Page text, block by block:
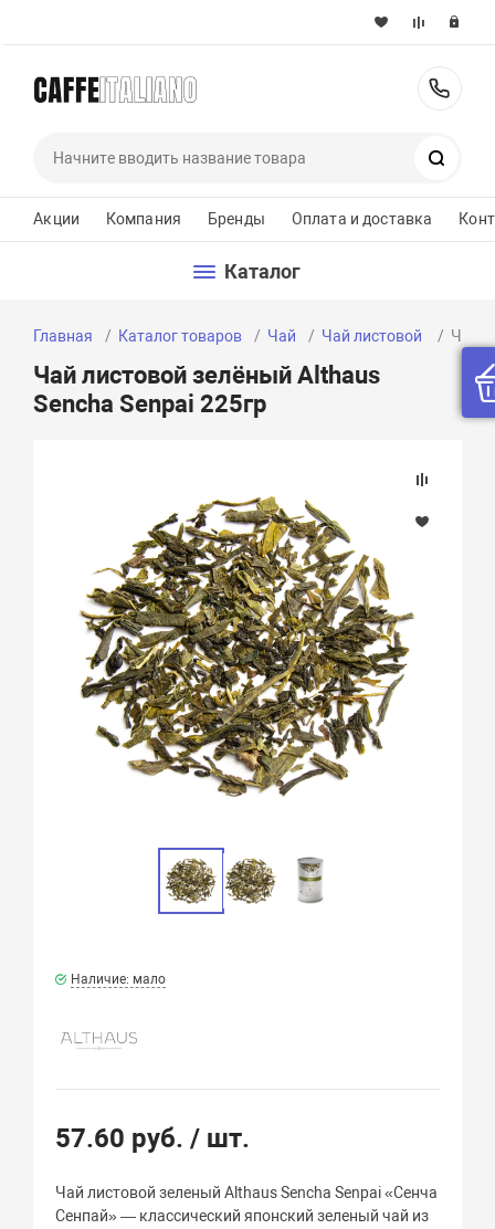
Акции Компания Бренды Оплата и доставка
Каталог
Главная Каталог товаров Чай Чай листовой Чай
Чай листовой зелёный Althaus
Sencha Senpai 225гр
Наличие: мало
57.60 руб./ шт.
Чай листовой зеленый Althaus Sencha Senpai «Сенча
Сенпай» — классический японский зеленый чай из